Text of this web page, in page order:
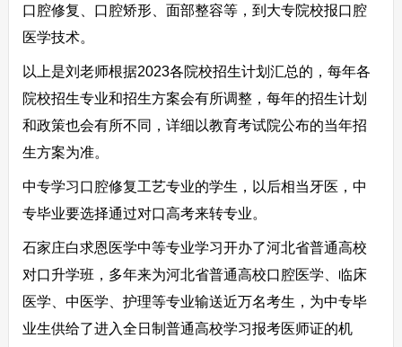
口腔修复、口腔矫形、面部整容等，到大专院校报口腔
医学技术。
以上是刘老师根据2023各院校招生计划汇总的，每年各
院校招生专业和招生方案会有所调整，每年的招生计划
和政策也会有所不同，详细以教育考试院公布的当年招
生方案为准。
中专学习口腔修复工艺专业的学生，以后相当牙医，中
专毕业要选择通过对口高考来转专业。
石家庄白求恩医学中等专业学习开办了河北省普通高校
对口升学班，多年来为河北省普通高校口腔医学、临床
医学、中医学、护理等专业输送近万名考生，为中专毕
业生供给了进入全日制普通高校学习报考医师证的机